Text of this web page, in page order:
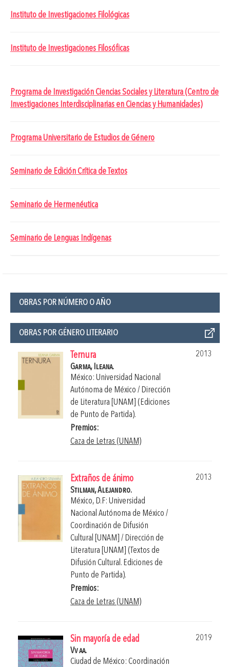
Instituto de Investigaciones Filológicas
Instituto de Investigaciones Filosóficas
Programa de Investigación Ciencias Sociales y Literatura (Centro de
Investigaciones Interdisciplinarias en Ciencias y Humanidades)
Programa Universitario de Estudios de Género
Seminario de Edición Crítica de Textos
Seminario de Hermenéutica
Seminario de Lenguas Indígenas
OBRAS POR NÚMERO O AÑO
OBRAS POR GÉNERO LITERARIO
Ternura
2013
Garma, Ileana.
México: Universidad Nacional
Autónoma de México / Dirección
de Literatura [UNAM] (Ediciones
de Punto de Partida).
Premios:
Caza de Letras (UNAM)
Extraños de ánimo
2013
Stilman, Alejandro.
México, D.F: Universidad
Nacional Autónoma de México /
Coordinación de Difusión
Cultural [UNAM] / Dirección de
Literatura [UNAM] (Textos de
Difusión Cultural. Ediciones de
Punto de Partida).
Premios:
Caza de Letras (UNAM)
Sin mayoría de edad
2019
Vv aa.
Ciudad de México: Coordinación